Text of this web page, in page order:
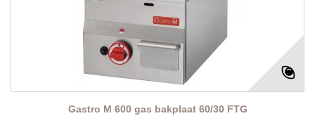
Gastro M 600 gas bakplaat 60/30 FTG